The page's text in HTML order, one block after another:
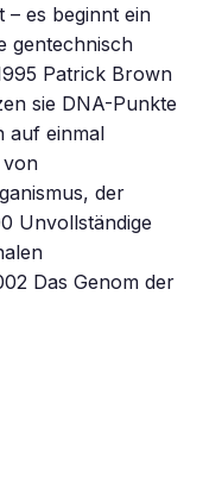
– es beginnt ein
gentechnisch
Patrick Brown
sie DNA-Punkte
auf einmal
von
der
Unvollständige
Das Genom der